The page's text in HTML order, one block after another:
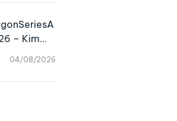
04/08/2026
– Kim
thắng
vui
Park Bo